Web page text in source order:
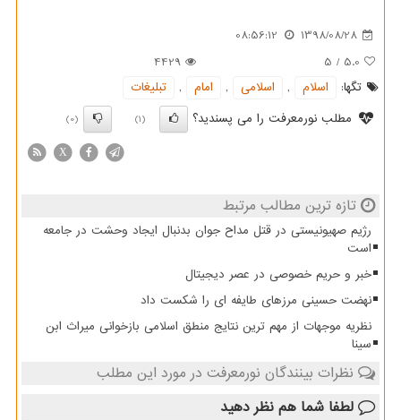
1398/08/28
08:56:12
5.0
/
5
4429
تگها:
اسلام , اسلامی , امام ,
تبلیغات
مطلب نورمعرفت را می پسندید؟
(1)
(0)
X
تازه ترین مطالب مرتبط
رژیم صهیونیستی در قتل مداح جوان بدنبال ایجاد وحشت در جامعه
است
خبر و حریم خصوصی در عصر دیجیتال
نهضت حسینی مرزهای طایفه ای را شکست داد
نظریه موجهات از مهم ترین نتایج منطق اسلامی بازخوانی میراث ابن
سینا
نظرات بینندگان نورمعرفت در مورد این مطلب
لطفا شما هم نظر دهید